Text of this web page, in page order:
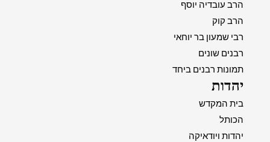
הרב עובדיה יוסף
הרב קוק
רבי שמעון בר יוחאי
רבנים שונים
תמונות רבנים ביחד
יהדות
בית המקדש
הכותל
יהדות ויודאיקה